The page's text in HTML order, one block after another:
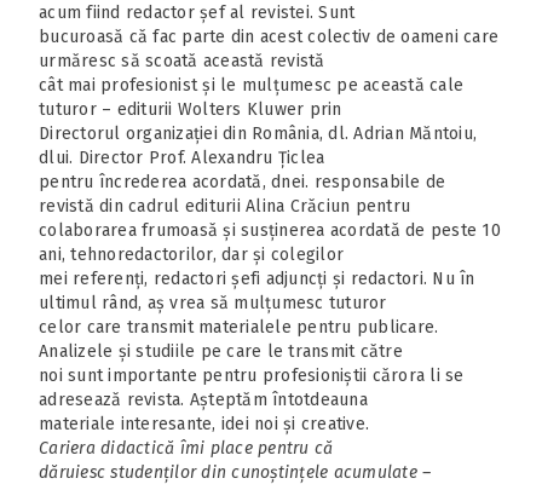
acum fiind redactor șef al revistei. Sunt
bucuroasă că fac parte din acest colectiv de oameni care
urmăresc să scoată această revistă
cât mai profesionist și le mulțumesc pe această cale
tuturor – editurii Wolters Kluwer prin
Directorul organizației din România, dl. Adrian Măntoiu,
dlui. Director Prof. Alexandru Țiclea
pentru încrederea acordată, dnei. responsabile de
revistă din cadrul editurii Alina Crăciun pentru
colaborarea frumoasă și susținerea acordată de peste 10
ani, tehnoredactorilor, dar și colegilor
mei referenți, redactori șefi adjuncți și redactori. Nu în
ultimul rând, aș vrea să mulțumesc tuturor
celor care transmit materialele pentru publicare.
Analizele și studiile pe care le transmit către
noi sunt importante pentru profesioniștii cărora li se
adresează revista. Așteptăm întotdeauna
materiale interesante, idei noi și creative.
Cariera didactică îmi place pentru că
dăruiesc studenților din cunoștințele acumulate –